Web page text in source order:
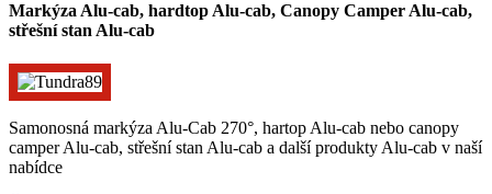
Markýza Alu-cab, hardtop Alu-cab, Canopy Camper Alu-cab,
střešní stan Alu-cab
Samonosná markýza Alu-Cab 270°, hartop Alu-cab nebo canopy
camper Alu-cab, střešní stan Alu-cab a další produkty Alu-cab v naší
nabídce